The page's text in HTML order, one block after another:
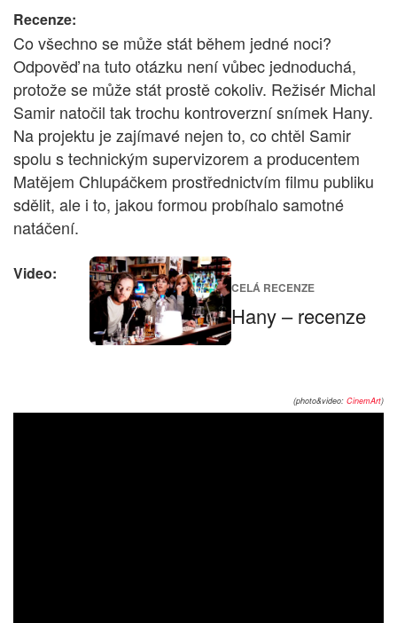
Recenze:
Co všechno se může stát během jedné noci?
Odpověď na tuto otázku není vůbec jednoduchá,
protože se může stát prostě cokoliv. Režisér Michal
Samir natočil tak trochu kontroverzní snímek Hany.
Na projektu je zajímavé nejen to, co chtěl Samir
spolu s technickým supervizorem a producentem
Matějem Chlupáčkem prostřednictvím filmu publiku
sdělit, ale i to, jakou formou probíhalo samotné
natáčení.
CELÁ RECENZE
Hany – recenze
(photo&video: CinemArt)
Video: